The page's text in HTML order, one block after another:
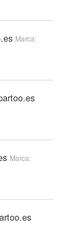
Marca:
Marca: